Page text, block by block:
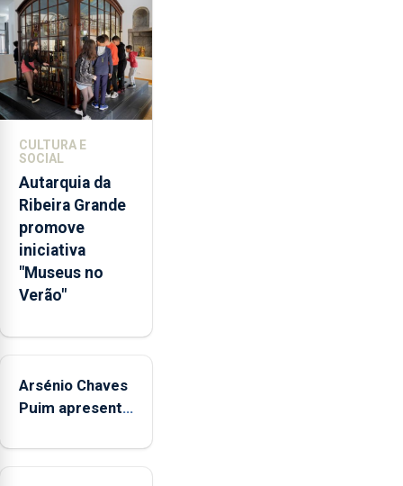
violência
doméstica,
através
da
promoção
de
pessoais,
emocionais
e
sociais
junto
das
crianças
CULTURA E
SOCIAL
Autarquia da
Ribeira Grande
promove
iniciativa
"Museus no
Verão"
Arsénio Chaves
Puim apresenta
Biblioteca de